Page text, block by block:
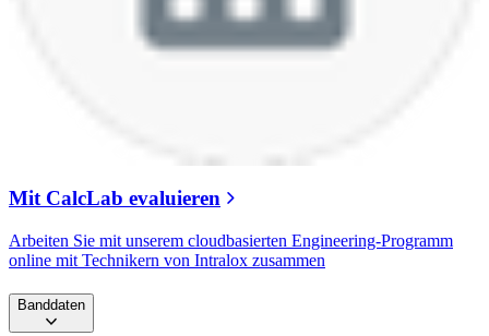
Mit CalcLab evaluieren
Arbeiten Sie mit unserem cloudbasierten Engineering-Programm
online mit Technikern von Intralox zusammen
Banddaten